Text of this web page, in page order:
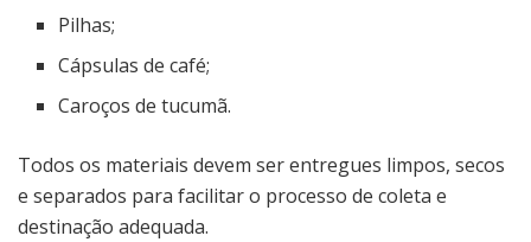
Pilhas;
Cápsulas de café;
Caroços de tucumã.
Todos os materiais devem ser entregues limpos, secos
e separados para facilitar o processo de coleta e
destinação adequada.